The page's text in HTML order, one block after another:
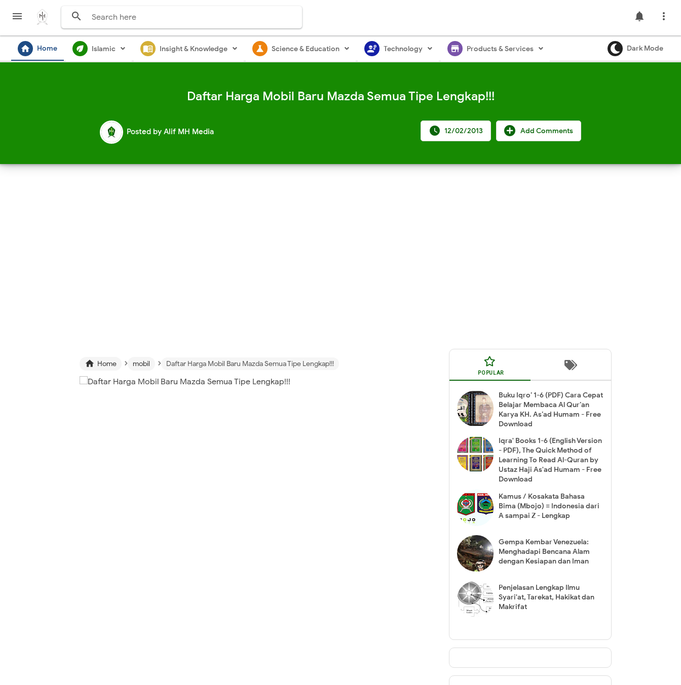
 
notifications

home Home ecodIslamic menu_book Insight & Knowledge science Science & Education engineering Technology store Products & Services Dark Mode
Daftar Harga Mobil Baru Mazda Semua Tipe Lengkap!!!
Posted by Alif MH Media Add Comments
 12/02/2013
 Home › mobil › Daftar Harga Mobil Baru Mazda Semua Tipe Lengkap!!!
POPULAR
Buku Iqro’ 1-6 (PDF) Cara Cepat
Belajar Membaca Al Qur’an
Karya KH. As’ad Humam - Free
Download
Iqra' Books 1-6 (English Version
- PDF), The Quick Method of
Learning To Read Al-Quran by
Ustaz Haji As'ad Humam - Free
Download
Kamus / Kosakata Bahasa
Bima (Mbojo) = Indonesia dari
A sampai Z - Lengkap
Gempa Kembar Venezuela:
Menghadapi Bencana Alam
dengan Kesiapan dan Iman
Penjelasan Lengkap Ilmu
Syari'at, Tarekat, Hakikat dan
Makrifat